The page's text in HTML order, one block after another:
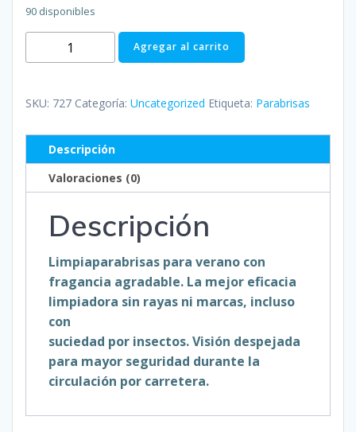
90 disponibles
Concentrado
lavaparabrisas
verano
cantidad
Agregar al carrito
SKU: 727 Categoría: Uncategorized Etiqueta: Parabrisas
Descripción
Valoraciones (0)
Descripción
Limpiaparabrisas para verano con
fragancia agradable. La mejor eficacia
limpiadora sin rayas ni marcas, incluso
con
suciedad por insectos. Visión despejada
para mayor seguridad durante la
circulación por carretera.